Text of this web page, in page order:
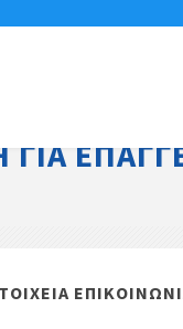
ΓΙΑ